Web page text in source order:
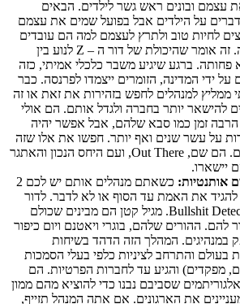
עצמם ובונים ראש גשר לילדים. הבאים
על הילדים אבל בפועל שמים את עצמם
לחיות טוב ולתרץ לעצמם למה הם עובדים
כל כך קשה. זה אומר שהיכולת של דור ה – Z לנוע בין
פחותה. ברגע שיגיע משבר כלכלי אמיתי, כזה
ידי המדינה, הזומרים ייצמדו לפרנסה. כבר
ממליץ למנהלים לחפש בזהירות את זאת או זה
להישאר יותר בחברה ולגדל אותם. הם אולי
הרבה זמן כמו סבא שלהם, אבל אפשר יהיה
על עשר שנים ואף יותר. חפשו את אלו שזה
מעניין אותם. הם שם, Out There, ועם היחס הנכון והאתגר
יישארו.
אותנטיות:
כשאתם מנהלים אותם יש לכם 2
להגיד את האמת עד הסוף או לא לדבר. לדור
הזה יש Bullshit Detector. מגיל קטן הם מבינים שכולם
להם. ההורים שלהם, בוגרי ויאטנם ויום כיפור
במנהיגים. המהלך הזה הדהד בשיחות
בעולם והתרחב לציניות כלפי בעלי הסמכות
מפקדים) והגיע עד לחברות הפרטיות. הם
שסביבם נבנו כדי להוציא מהם ממון
את הארגונים. אם אתה המנהל תזייף,